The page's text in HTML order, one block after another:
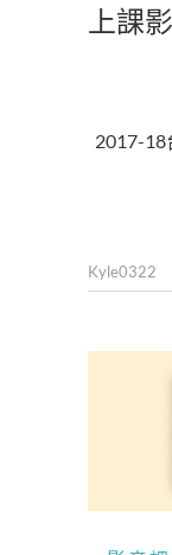
上課
2017-18
Kyle0322